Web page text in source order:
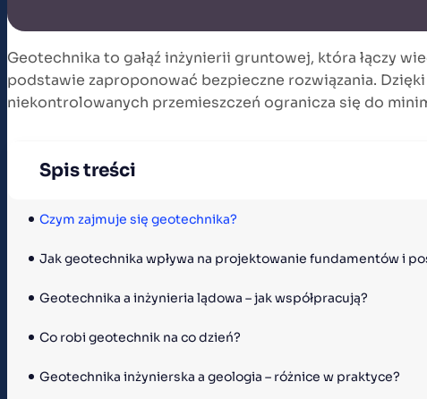
Geotechnika to gałąź inżynierii gruntowej, która łączy
podstawie zaproponować bezpieczne rozwiązania.
niekontrolowanych przemieszczeń ogranicza się do
Spis treści
Czym zajmuje się geotechnika?
Jak geotechnika wpływa na projektowanie fundamentów i
Geotechnika a inżynieria lądowa – jak współpracują?
Co robi geotechnik na co dzień?
Geotechnika inżynierska a geologia – różnice w praktyce?